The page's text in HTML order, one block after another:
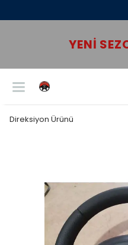
YENI
Direksiyon Ürünü